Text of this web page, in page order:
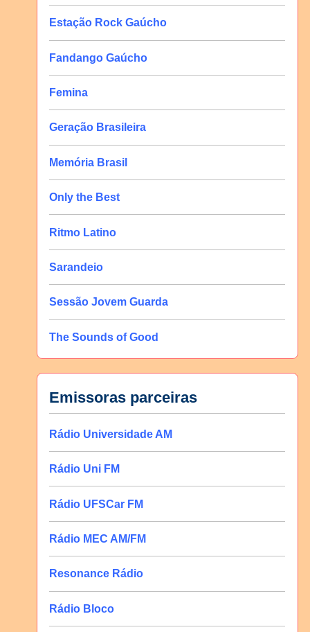
Estação Rock Gaúcho
Fandango Gaúcho
Femina
Geração Brasileira
Memória Brasil
Only the Best
Ritmo Latino
Sarandeio
Sessão Jovem Guarda
The Sounds of Good
Emissoras parceiras
Rádio Universidade AM
Rádio Uni FM
Rádio UFSCar FM
Rádio MEC AM/FM
Resonance Rádio
Rádio Bloco